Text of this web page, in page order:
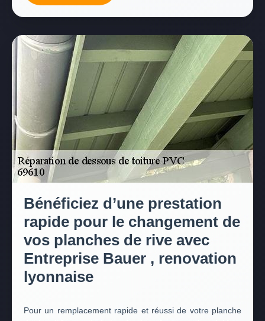
Bénéficiez d’une prestation
rapide pour le changement de
vos planches de rive avec
Entreprise Bauer , renovation
lyonnaise
Pour un remplacement rapide et réussi de votre planche